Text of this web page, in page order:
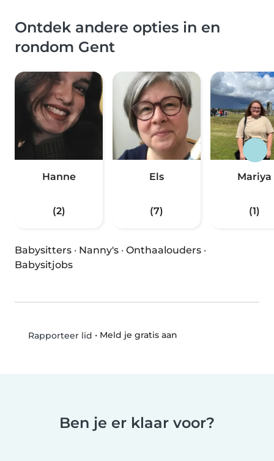
Ontdek andere opties in en
rondom Gent
Hanne
(2)
Els
(7)
Mariya
(1)
Babysitters · Nanny's · Onthaalouders ·
Babysitjobs
Rapporteer lid • Meld je gratis aan
Ben je er klaar voor?